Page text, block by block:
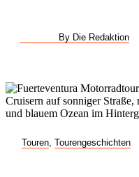
By Die Redaktion
Touren Tourengeschichten